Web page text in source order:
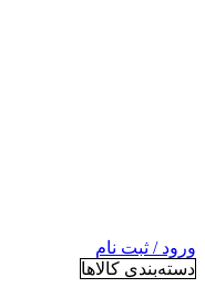
ورود / ثبت نام
دسته‌بندی کالاها